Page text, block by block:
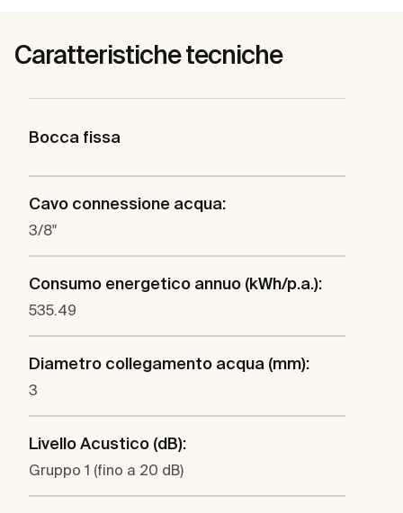
Caratteristiche tecniche
Bocca fissa
Cavo connessione acqua:
3/8"
Consumo energetico annuo (kWh/p.a.):
535.49
Diametro collegamento acqua (mm):
3
Livello Acustico (dB):
Gruppo 1 (fino a 20 dB)